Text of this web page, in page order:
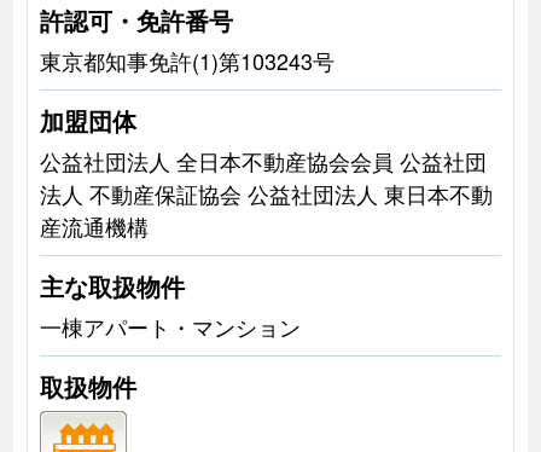
許認可・免許番号
東京都知事免許(1)第103243号
加盟団体
公益社団法人 全日本不動産協会会員 公益社団
法人 不動産保証協会 公益社団法人 東日本不動
産流通機構
主な取扱物件
一棟アパート・マンション
取扱物件